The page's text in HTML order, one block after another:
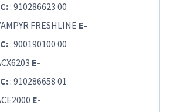
: 910286623 00
FRESHLINE E-
: 900190100 00
E-
: 910286658 01
E-